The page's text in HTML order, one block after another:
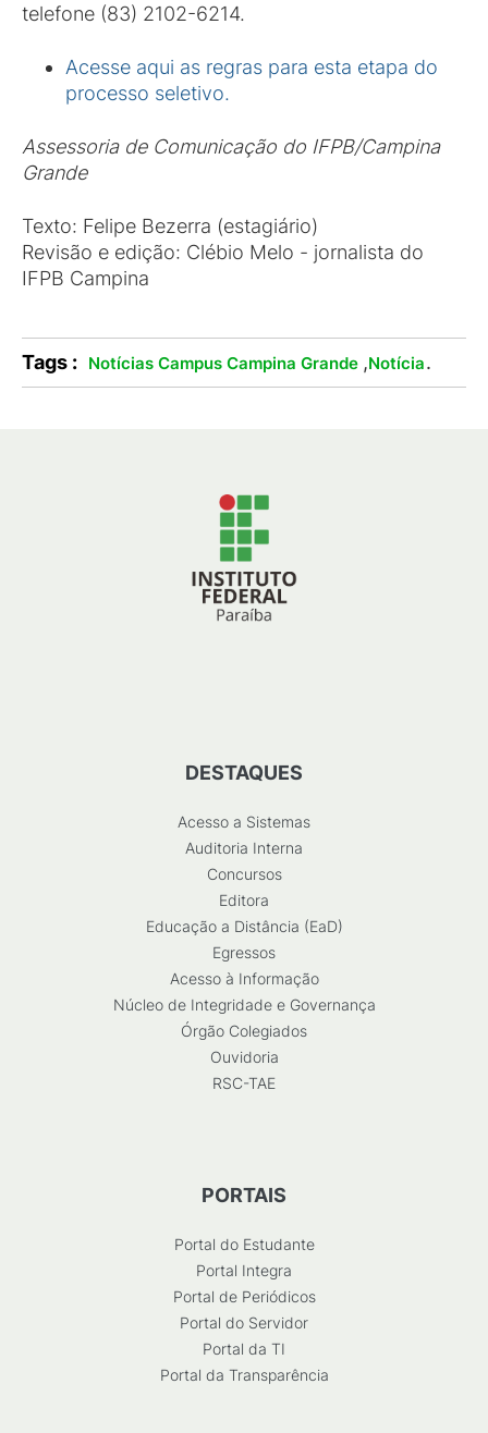
telefone (83) 2102-6214.
Acesse aqui as regras para esta etapa do
processo seletivo.
Assessoria de Comunicação do IFPB/Campina
Grande
Texto: Felipe Bezerra (estagiário)
Revisão e edição: Clébio Melo - jornalista do
IFPB Campina
Tags : Notícias Campus Campina Grande ,Notícia.
DESTAQUES
Acesso a Sistemas
Auditoria Interna
Concursos
Editora
Educação a Distância (EaD)
Egressos
Acesso à Informação
Núcleo de Integridade e Governança
Órgão Colegiados
Ouvidoria
RSC-TAE
PORTAIS
Portal do Estudante
Portal Integra
Portal de Periódicos
Portal do Servidor
Portal da TI
Portal da Transparência